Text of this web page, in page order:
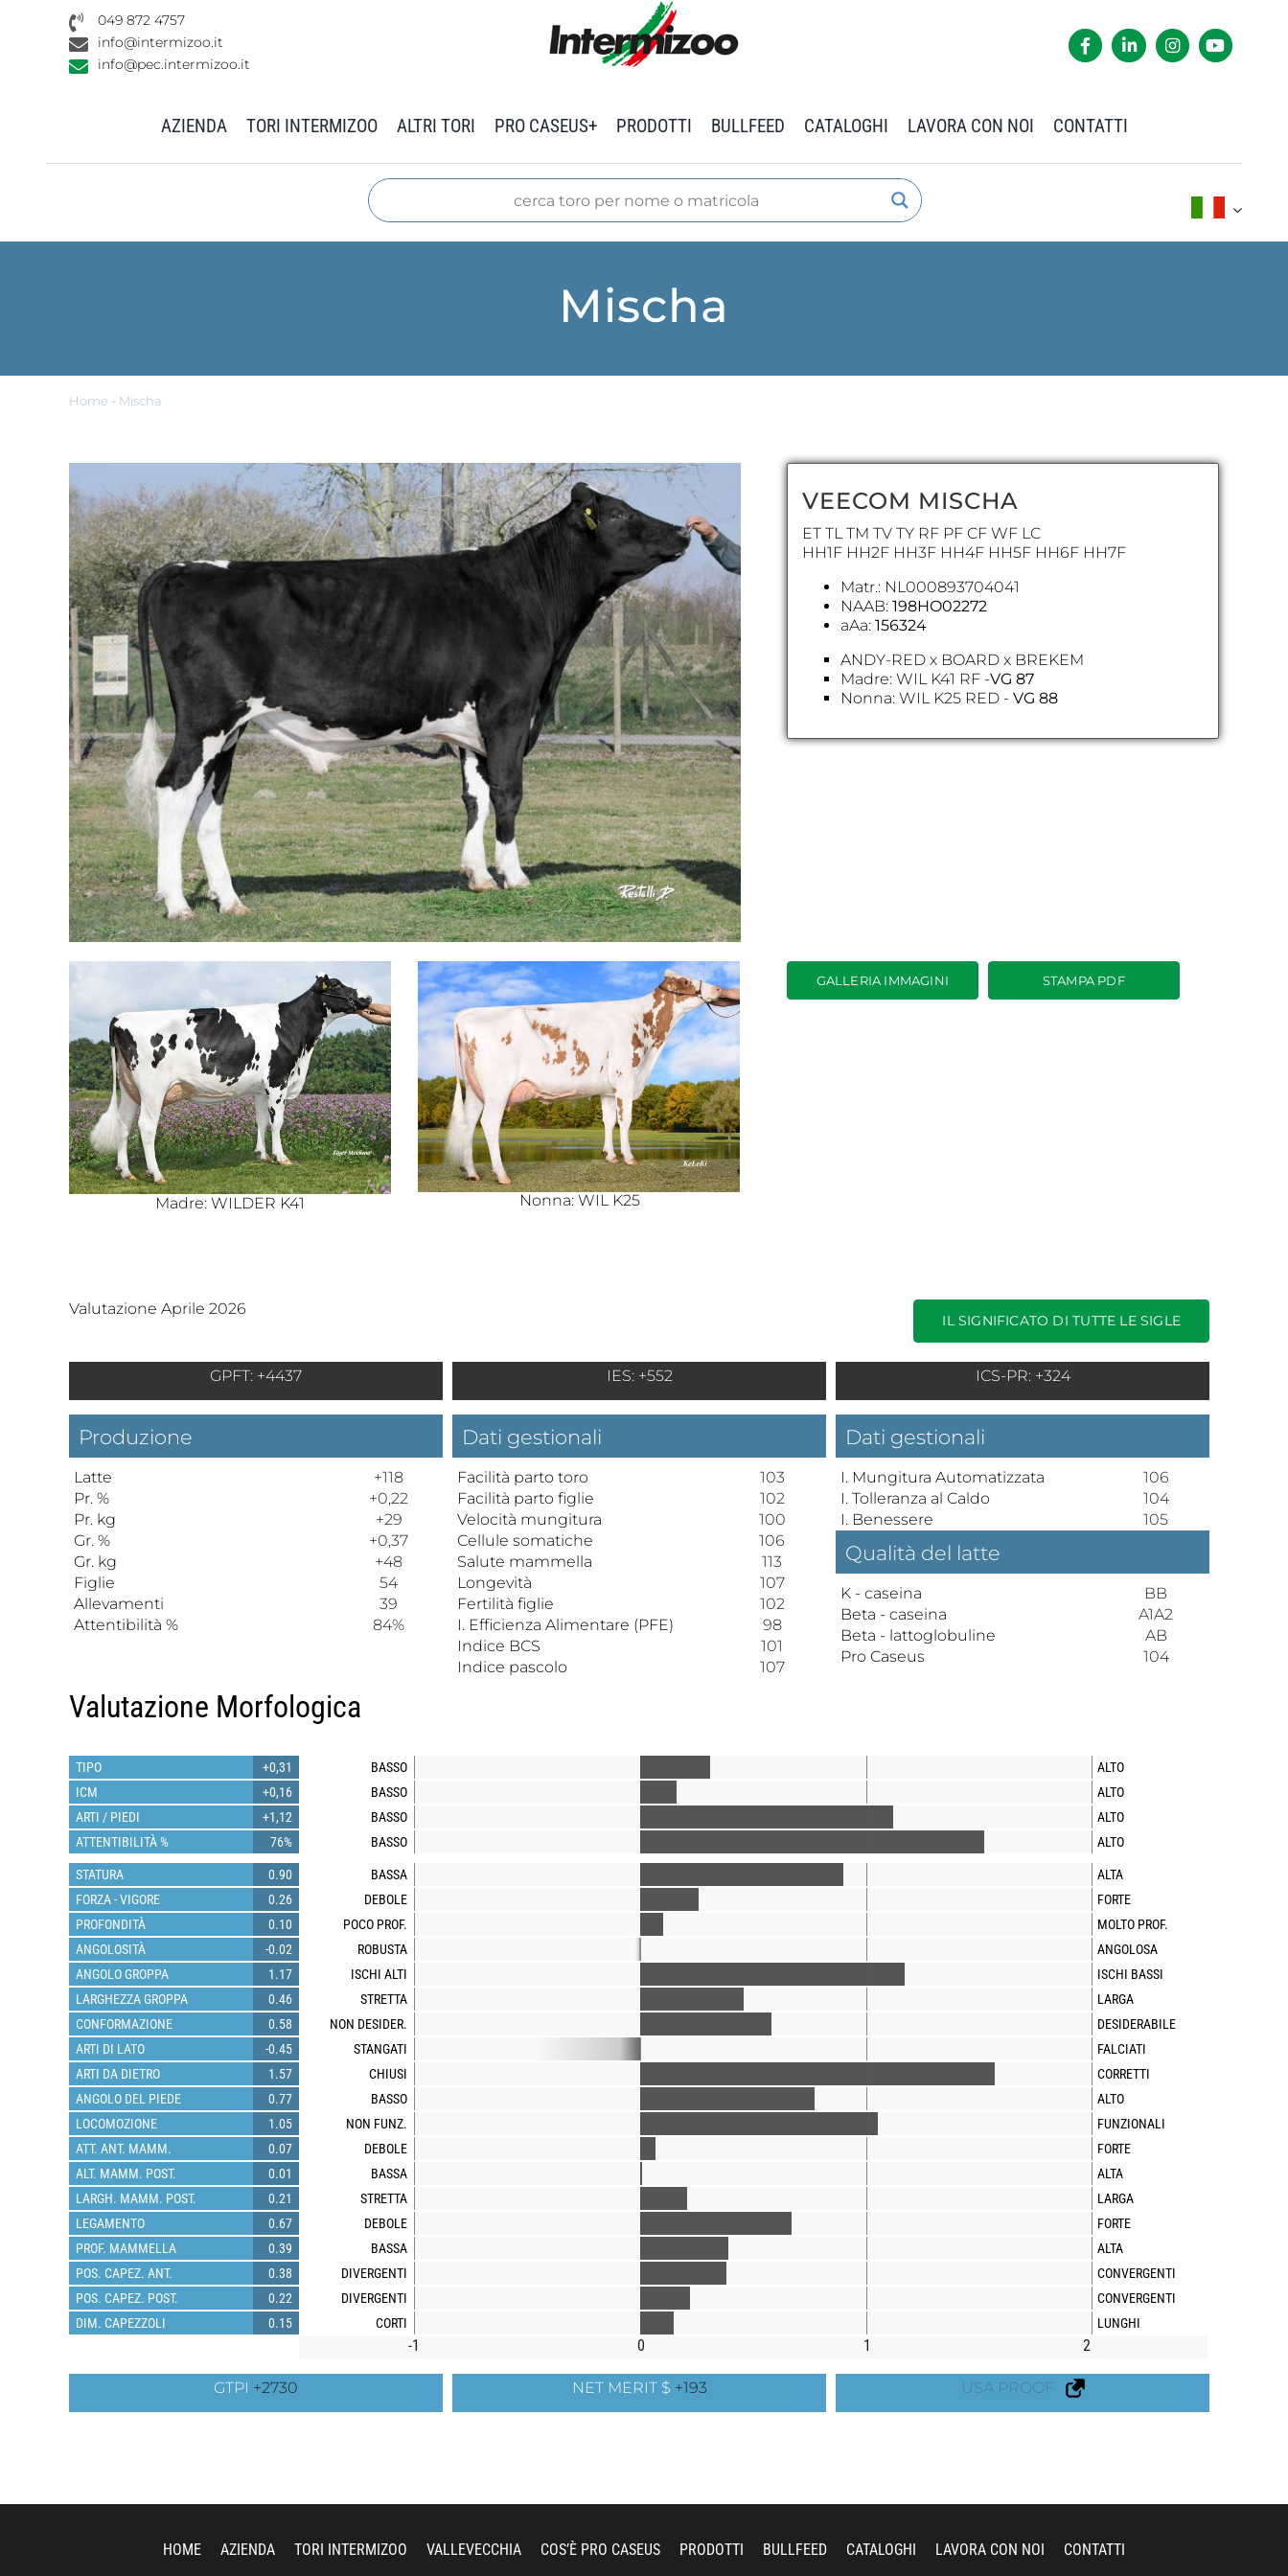
contenuto
049 872 4757
info@intermizoo.it
info@pec.intermizoo.it
AZIENDA TORI INTERMIZOO ALTRI TORI PRO CASEUS+ PRODOTTI BULLFEED CATALOGHI LAVORA CON NOI CONTATTI
Mischa
Home - Mischa
VEECOM MISCHA
ET TL TM TV TY RF PF CF WF LC
HH1F HH2F HH3F HH4F HH5F HH6F HH7F
Matr.: NL000893704041
NAAB: 198HO02272
aAa: 156324
ANDY-RED x BOARD x BREKEM
Madre: WIL K41 RF -VG 87
Nonna: WIL K25 RED - VG 88
Madre: WILDER K41 Nonna: WIL K25
GALLERIA IMMAGINI STAMPA PDF
IL SIGNIFICATO DI TUTTE LE SIGLE
Valutazione Aprile 2026
GPFT: +4437 IES: +552 ICS-PR: +324
Produzione
Latte
+118
Pr. %
+0,22
Pr. kg
+29
Gr. %
+0,37
Gr. kg
+48
Figlie
54
Allevamenti
39
Attentibilità %
84%
Dati gestionali
Facilità parto toro
103
Facilità parto figlie
102
Velocità mungitura
100
Cellule somatiche
106
Salute mammella
113
Longevità
107
Fertilità figlie
102
I. Efficienza Alimentare (PFE)
98
Indice BCS
101
Indice pascolo
107
Dati gestionali
I. Mungitura Automatizzata
106
I. Tolleranza al Caldo
104
I. Benessere
105
Qualità del latte
K - caseina
BB
Beta - caseina
A1A2
Beta - lattoglobuline
AB
Pro Caseus
104
Valutazione Morfologica
TIPO +0,31 BASSO
ALTO
ICM
+0,16 BASSO
ALTO
ARTI / PIEDI
+1,12 BASSO
ALTO
ATTENTIBILITÀ %
76% BASSO
ALTO
STATURA
0.90 BASSA
ALTA
FORZA - VIGORE
0.26 DEBOLE
FORTE
PROFONDITÀ
0.10 POCO PROF.
MOLTO PROF.
ANGOLOSITÀ
-0.02 ROBUSTA
ANGOLOSA
ANGOLO GROPPA
1.17 ISCHI ALTI
ISCHI BASSI
LARGHEZZA GROPPA
0.46 STRETTA
LARGA
CONFORMAZIONE
0.58 NON DESIDER.
DESIDERABILE
ARTI DI LATO
-0.45 STANGATI
FALCIATI
ARTI DA DIETRO
1.57 CHIUSI
CORRETTI
ANGOLO DEL PIEDE
0.77 BASSO
ALTO
LOCOMOZIONE
1.05 NON FUNZ.
FUNZIONALI
ATT. ANT. MAMM.
0.07 DEBOLE
FORTE
ALT. MAMM. POST.
0.01 BASSA
ALTA
LARGH. MAMM. POST.
0.21 STRETTA
LARGA
LEGAMENTO
0.67 DEBOLE
FORTE
PROF. MAMMELLA
0.39 BASSA
ALTA
POS. CAPEZ. ANT.
0.38 DIVERGENTI
CONVERGENTI
POS. CAPEZ. POST.
0.22 DIVERGENTI
CONVERGENTI
DIM. CAPEZZOLI
0.15 CORTI LUNGHI
-1 0 1 2
GTPI +2730 NET MERIT $ +193 USA PROOF
HOME AZIENDA TORI INTERMIZOO VALLEVECCHIA COS’È PRO CASEUS PRODOTTI BULLFEED CATALOGHI LAVORA CON NOI CONTATTI